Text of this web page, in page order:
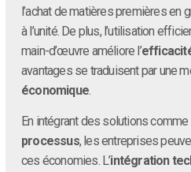
l’achat de matières premières en
à l’unité. De plus, l’utilisation
main-d’œuvre améliore l’
avantages se traduisent par une
économique
En intégrant des solutions comme
processus, les entreprises
ces économies. L’intégration